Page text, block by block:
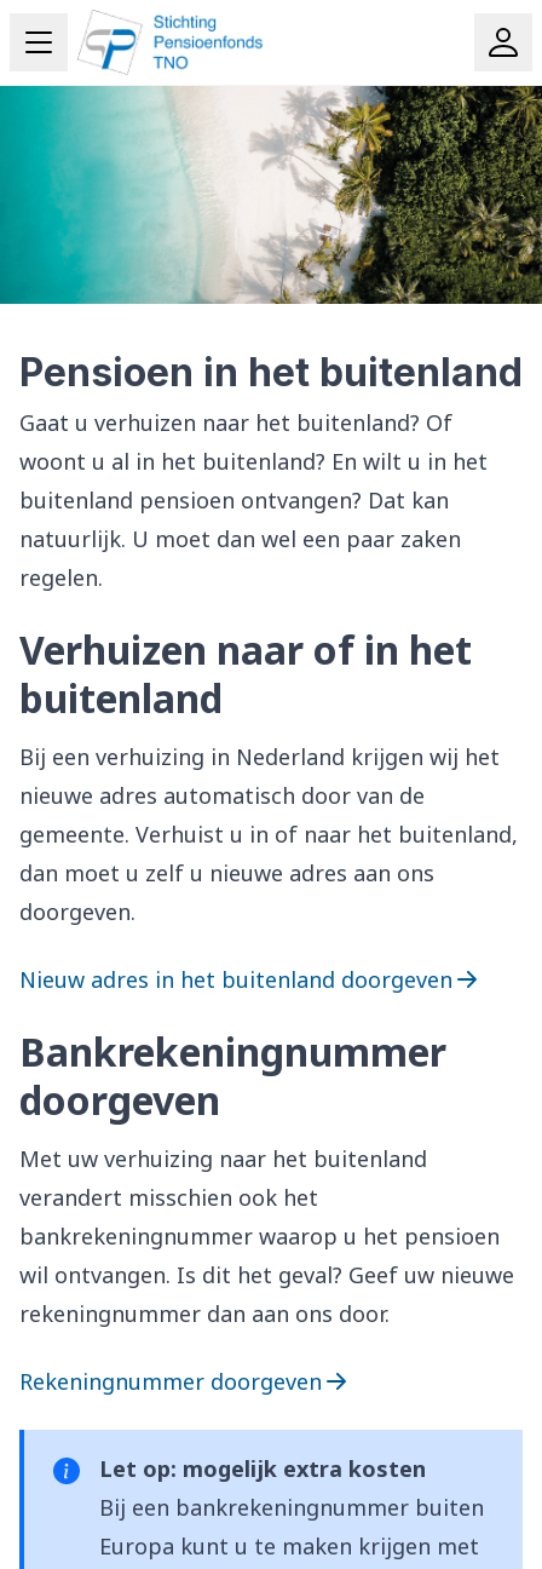
Pensioen in het buitenland
Gaat u verhuizen naar het buitenland? Of
woont u al in het buitenland? En wilt u in het
buitenland pensioen ontvangen? Dat kan
natuurlijk. U moet dan wel een paar zaken
regelen.
Verhuizen naar of in het
buitenland
Bij een verhuizing in Nederland krijgen wij het
nieuwe adres automatisch door van de
gemeente. Verhuist u in of naar het buitenland,
dan moet u zelf u nieuwe adres aan ons
doorgeven.
Nieuw adres in het buitenland doorgeven
Bankrekeningnummer
doorgeven
Met uw verhuizing naar het buitenland
verandert misschien ook het
bankrekeningnummer waarop u het pensioen
wil ontvangen. Is dit het geval? Geef uw nieuwe
rekeningnummer dan aan ons door.
Rekeningnummer doorgeven
Let op: mogelijk extra kosten
Bij een bankrekeningnummer buiten
Europa kunt u te maken krijgen met